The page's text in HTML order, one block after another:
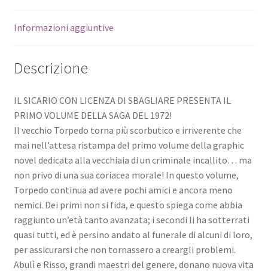
Informazioni aggiuntive
Descrizione
IL SICARIO CON LICENZA DI SBAGLIARE PRESENTA IL
PRIMO VOLUME DELLA SAGA DEL 1972!
Il vecchio Torpedo torna più scorbutico e irriverente che
mai nell’attesa ristampa del primo volume della graphic
novel dedicata alla vecchiaia di un criminale incallito… ma
non privo di una sua coriacea morale! In questo volume,
Torpedo continua ad avere pochi amici e ancora meno
nemici. Dei primi non si fida, e questo spiega come abbia
raggiunto un’età tanto avanzata; i secondi li ha sotterrati
quasi tutti, ed è persino andato al funerale di alcuni di loro,
per assicurarsi che non tornassero a creargli problemi.
Abulì e Risso, grandi maestri del genere, donano nuova vita